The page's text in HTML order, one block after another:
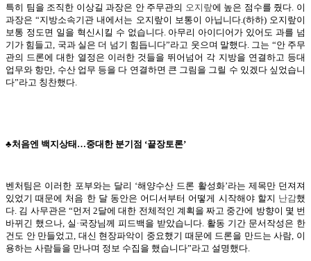
특히 팀을 조직한 이상길 과장은 안 주무관의 오지랖에 높은 점수를 줬다. 이
과장은 “지방소속기관 내에서는 오지랖이 보통이 아닙니다.(하하) 오지랖이
보통 정도면 일을 혁신시킬 수 없습니다. 아무리 아이디어가 있어도 과를 넘
기가 힘들고, 국과 실은 더 넘기 힘듭니다”라고 웃으며 말했다. 그는 “안 주무
관의 드론에 대한 열정은 이러한 것들을 뛰어넘어 각 지방을 연결하고 등대
업무와 항만, 수산 업무 등을 다 연결하면 큰 그림을 그릴 수 있겠다 싶었습니
다”라고 칭찬했다.
♣처음엔 백지상태…중대한 분기점 ‘끝장토론’
벤처팀은 이러한 포부와는 달리 ‘해양수산 드론 활성화’라는 제목만 던져져
있었기 때문에 처음 한 달 동안은 어디서부터 어떻게 시작해야 할지 난감했
다. 김 사무관은 “먼저 2달에 대한 전체적인 계획을 짜고 중간에 방향이 몇 번
바뀌긴 했으나, 실·국장님께 피드백을 받았습니다. 활동 기간 문서작성은 한
건도 안 만들었고, 대신 현장파악이 중요했기 때문에 드론을 만드는 사람, 이
용하는 사람들을 만나며 정보 수집을 했습니다”라고 설명했다.